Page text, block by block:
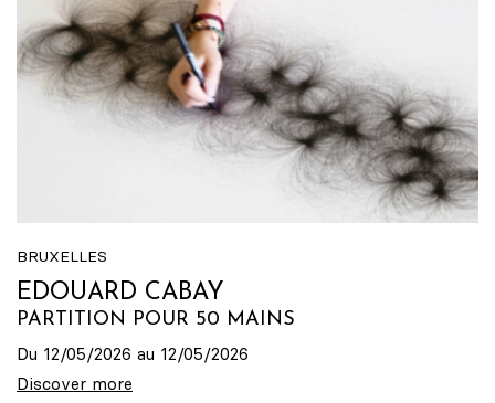
BRUXELLES
EDOUARD CABAY
PARTITION POUR 50 MAINS
Du 12/05/2026 au 12/05/2026
Discover more